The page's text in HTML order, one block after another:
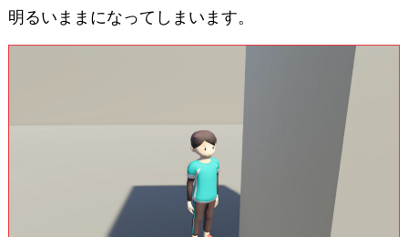
明るいままになってしまいます。